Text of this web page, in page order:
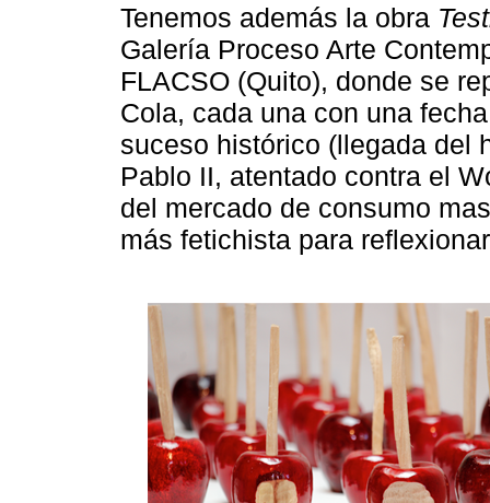
Tenemos además la obra
Galería Proceso Arte
FLACSO (Quito), donde se
Cola, cada una con una
suceso histórico (llegada del
Pablo II, atentado contra el
del mercado de consumo
más fetichista para